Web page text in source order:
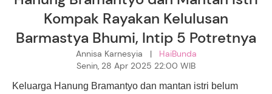
Kompak Rayakan Kelulusan
Barmastya Bhumi, Intip 5 Potretnya
Annisa Karnesyia | HaiBunda
Senin, 28 Apr 2025 22:00 WIB
Keluarga Hanung Bramantyo dan mantan istri belum